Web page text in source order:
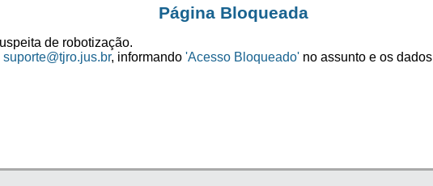
Página Bloqueada
de robotização.
suporte@tjro.jus.br, informando 'Acesso Bloqueado' no assunto e os